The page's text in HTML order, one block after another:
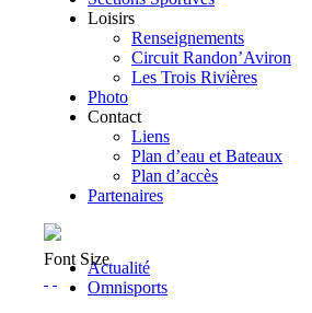
Loisirs
Renseignements
Circuit Randon’Aviron
Les Trois Rivières
Photo
Contact
Liens
Plan d’eau et Bateaux
Plan d’accès
Partenaires
Actualité
Omnisports
Font Size